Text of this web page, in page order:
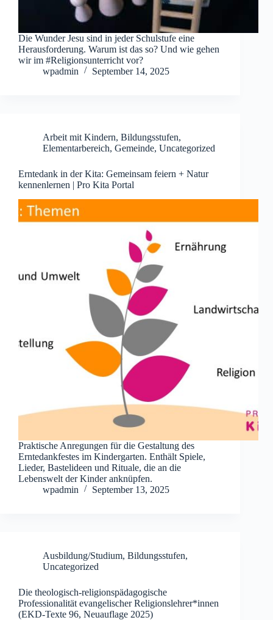
Die Wunder Jesu sind in jeder Schulstufe eine
Herausforderung. Warum ist das so? Und wie gehen
wir im #Religionsunterricht vor?
wpadmin
September 14, 2025
Arbeit mit Kindern, Bildungsstufen,
Elementarbereich, Gemeinde, Uncategorized
Erntedank in der Kita: Gemeinsam feiern + Natur
kennenlernen | Pro Kita Portal
Praktische Anregungen für die Gestaltung des
Erntedankfestes im Kindergarten. Enthält Spiele,
Lieder, Bastelideen und Rituale, die an die
Lebenswelt der Kinder anknüpfen.
wpadmin
September 13, 2025
Ausbildung/Studium, Bildungsstufen,
Uncategorized
Die theologisch-religionspädagogische
Professionalität evangelischer Religionslehrer*innen
(EKD-Texte 96, Neuauflage 2025)